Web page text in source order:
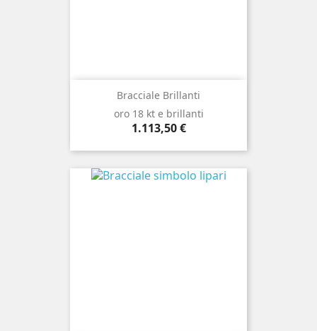
Bracciale Brillanti
oro 18 kt e brillanti
Prezzo
1.113,50 €